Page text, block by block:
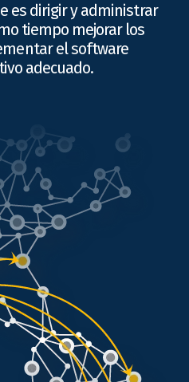
es dirigir y administrar
tiempo mejorar los
el software
adecuado.